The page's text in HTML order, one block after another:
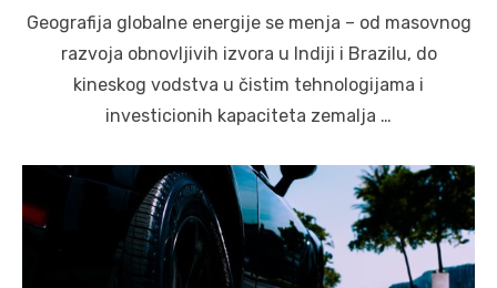
Geografija globalne energije se menja – od masovnog
razvoja obnovljivih izvora u Indiji i Brazilu, do
kineskog vodstva u čistim tehnologijama i
investicionih kapaciteta zemalja …